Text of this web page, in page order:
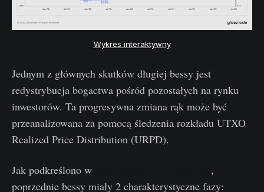
Wykres interaktywny
Jednym z głównych skutków długiej bessy jest
redystrybucja bogactwa pośród pozostałych na rynku
inwestorów. Ta progresywna zmiana rąk może być
przeanalizowana za pomocą śledzenia rozkładu UTXO
Realized Price Distribution (URPD).
Jak podkreślono w
,
poprzednie bessy miały 2 charakterystyczne fazy: